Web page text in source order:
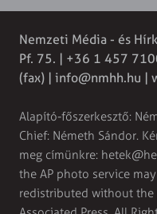
Nemzeti Média - és
Pf. 75. | +36 1 457
(fax) | info@nmhh.hu |
Alapító-főszerkesztő:
Chief: Németh Sándor.
meg címünkre:
the AP photo service
redistributed without